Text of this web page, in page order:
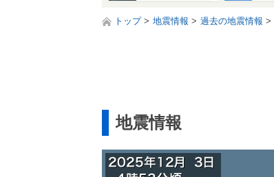
トップ 地震情報 過去の地震情報
地震情報